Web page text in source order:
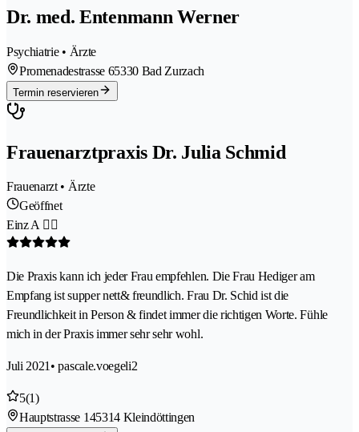
Dr. med. Entenmann Werner
Psychiatrie • Ärzte
Promenadestrasse 65330 Bad Zurzach
Termin reservieren
Frauenarztpraxis Dr. Julia Schmid
Frauenarzt • Ärzte
Geöffnet
Einz A 👍🏼
Die Praxis kann ich jeder Frau empfehlen. Die Frau Hediger am
Empfang ist supper nett& freundlich. Frau Dr. Schid ist die
Freundlichkeit in Person & findet immer die richtigen Worte. Fühle
mich in der Praxis immer sehr sehr wohl.
Juli 2021• pascale.voegeli2
5(1)
Hauptstrasse 145314 Kleindöttingen